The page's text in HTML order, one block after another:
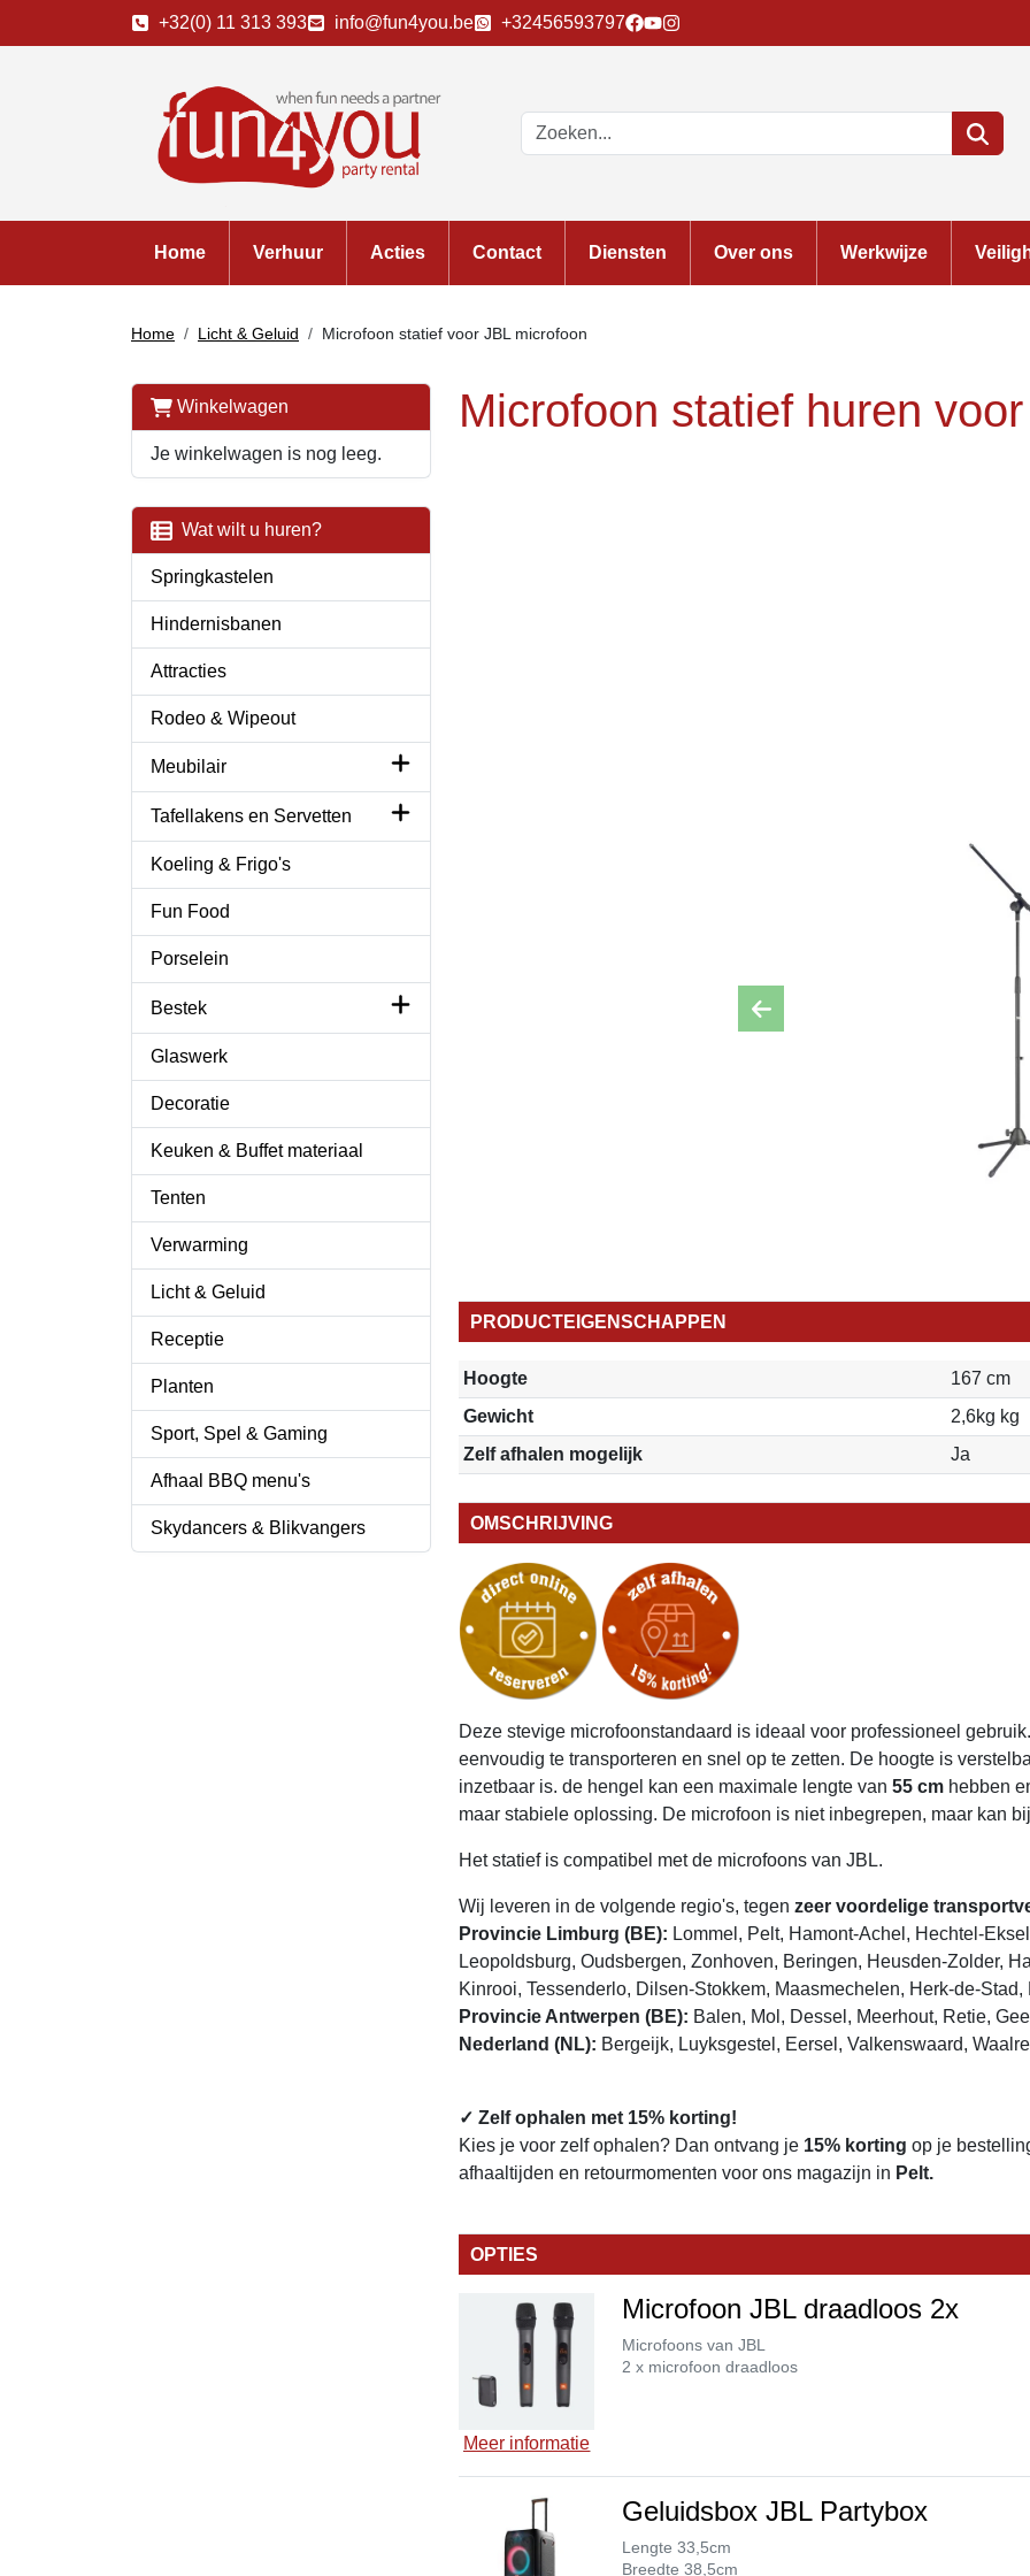
+32(0) 11 313 393 info@fun4you.be +32456593797
Home Verhuur Acties Contact Diensten Over ons Werkwijze
Home Licht & Geluid Microfoon statief voor JBL microfoon
Winkelwagen
Je winkelwagen is nog leeg.
Wat wilt u huren?
Springkastelen
Hindernisbanen
Attracties
Rodeo & Wipeout
Meubilair
Tafellakens en Servetten
Koeling & Frigo's
Fun Food
Porselein
Bestek
Glaswerk
Decoratie
Keuken & Buffet materiaal
Tenten
Verwarming
Licht & Geluid
Receptie
Planten
Sport, Spel & Gaming
Afhaal BBQ menu's
Skydancers & Blikvangers
Microfoon statief huren
Previous
PRODUCTEIGENSCHAPPEN
Hoogte
167 cm
Gewicht
2,6kg kg
Zelf afhalen mogelijk
Ja
OMSCHRIJVING
Deze stevige microfoonstandaard is ideaal voor professioneel
eenvoudig te transporteren en snel op te zetten. De hoogte is
inzetbaar is. de hengel kan een maximale lengte van 55 cm hebben
maar stabiele oplossing. De microfoon is niet inbegrepen, maar kan
Het statief is compatibel met de microfoons van JBL.
Wij leveren in de volgende regio's, tegen zeer voordelige
Provincie Limburg (BE): Lommel, Pelt, Hamont-Achel, Hechtel-
Leopoldsburg, Oudsbergen, Zonhoven, Beringen, Heusden-Zolder,
Kinrooi, Tessenderlo, Dilsen-Stokkem, Maasmechelen, Herk-de-Stad,
Provincie Antwerpen (BE): Balen, Mol, Dessel, Meerhout, Retie, Geel
Nederland (NL): Bergeijk, Luyksgestel, Eersel, Valkenswaard,
✓ Zelf ophalen met 15% korting!
Kies je voor zelf ophalen? Dan ontvang je 15% korting op je
afhaaltijden en retourmomenten voor ons magazijn in Pelt.
OPTIES
Meer informatie
Microfoon JBL draadloos 2x
Microfoons van JBL
2 x microfoon draadloos
Geluidsbox JBL Partybox
Lengte 33,5cm
Breedte 38,5cm